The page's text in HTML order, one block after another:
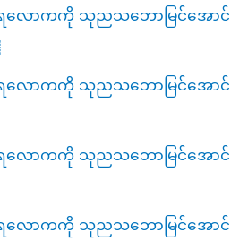
ရလောကကို သုညသဘောမြင်အောင်
ရလောကကို သုညသဘောမြင်အောင်
ရလောကကို သုညသဘောမြင်အောင်
ရလောကကို သုညသဘောမြင်အောင်